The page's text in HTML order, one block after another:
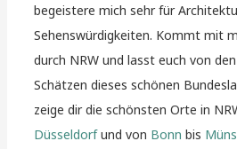
begeistere mich sehr für
Sehenswürdigkeiten. Kommt mit
durch NRW und lasst euch von
Schätzen dieses schönen
zeige dir die schönsten Orte in
Düsseldorfund von Bonn bis